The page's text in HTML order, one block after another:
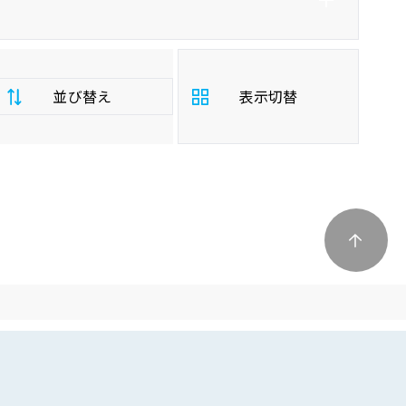
並び替え
高い順
走
表示切替